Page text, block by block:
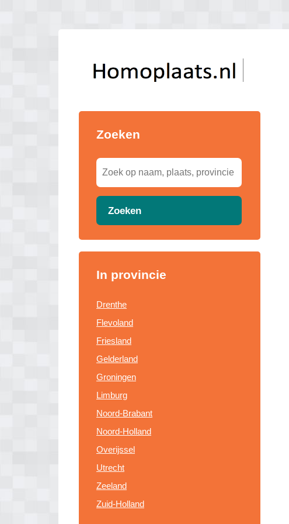
Zoeken
Zoeken
In provincie
Drenthe
Flevoland
Friesland
Gelderland
Groningen
Limburg
Noord-Brabant
Noord-Holland
Overijssel
Utrecht
Zeeland
Zuid-Holland